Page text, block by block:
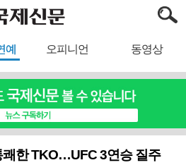
예 오피니언 동영상
쾌한 TKO…UFC 3연승 질주